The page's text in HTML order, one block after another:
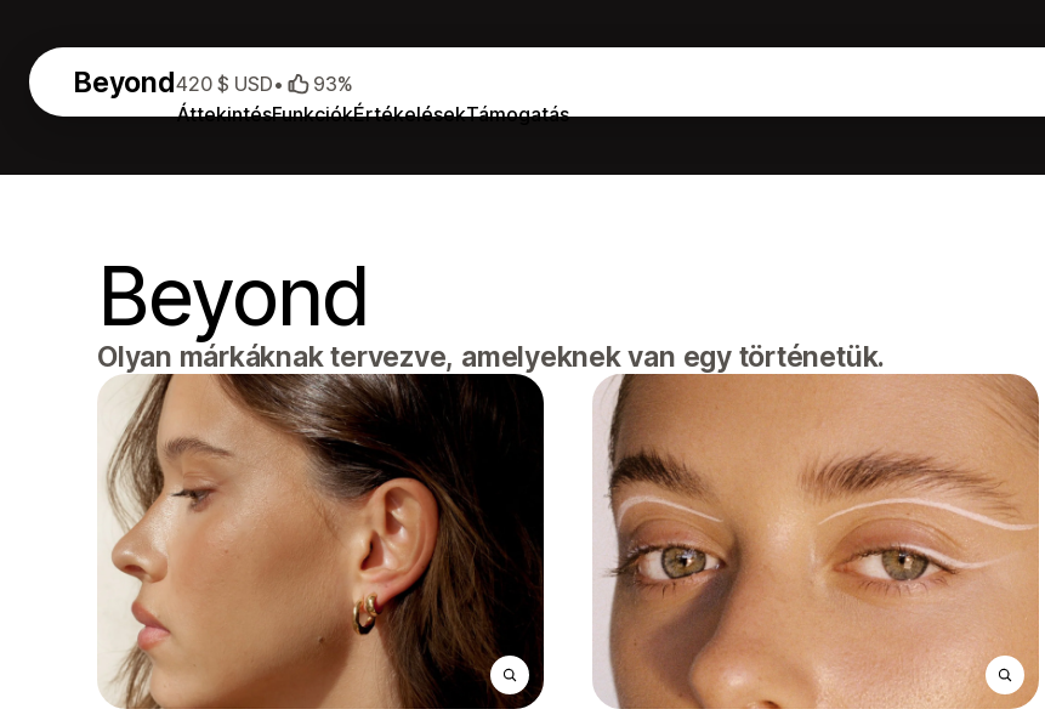
Beyond
ÁttekintésFunkciókÉrtékelésekTámogatás
420 $ USD• 93%
Beyond
Olyan márkáknak tervezve, amelyeknek van egy történetük.